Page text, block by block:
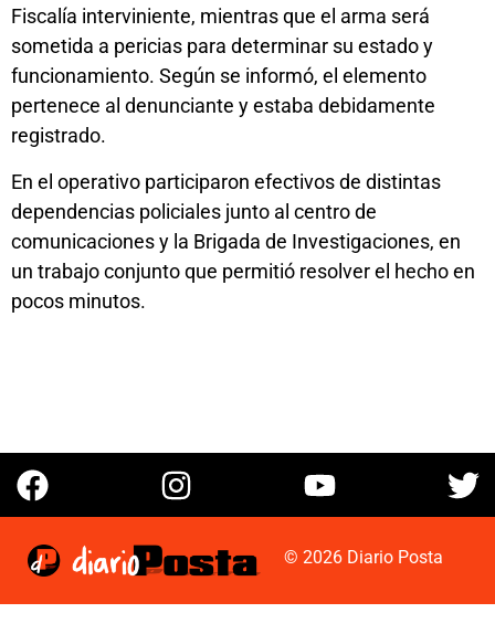
Fiscalía interviniente, mientras que el arma será
sometida a pericias para determinar su estado y
funcionamiento. Según se informó, el elemento
pertenece al denunciante y estaba debidamente
registrado.
En el operativo participaron efectivos de distintas
dependencias policiales junto al centro de
comunicaciones y la Brigada de Investigaciones, en
un trabajo conjunto que permitió resolver el hecho en
pocos minutos.
© 2026 Diario Posta